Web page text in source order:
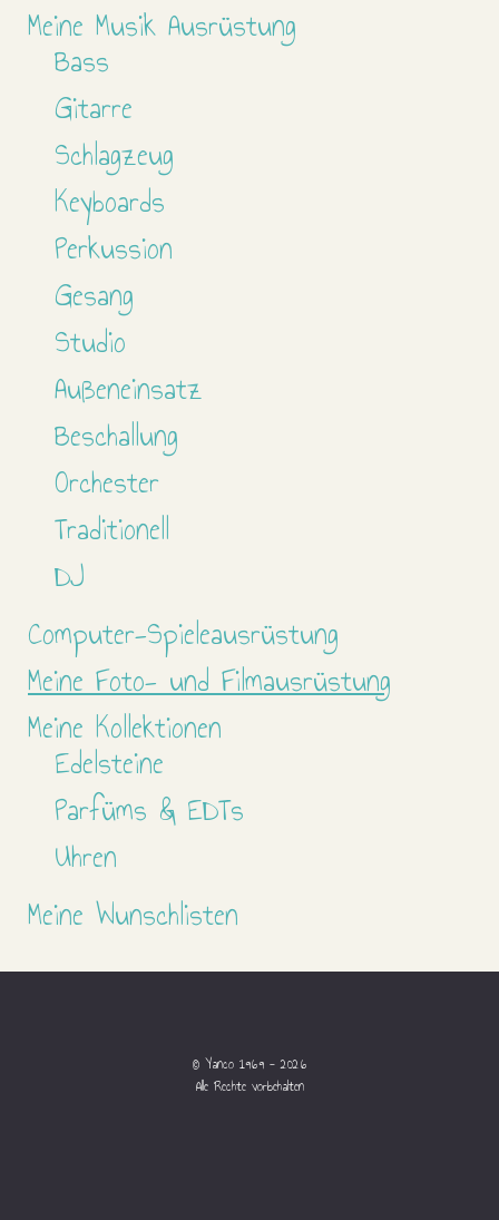
Meine Musik Ausrüstung
Bass
Gitarre
Schlagzeug
Keyboards
Perkussion
Gesang
Studio
Außeneinsatz
Beschallung
Orchester
Traditionell
DJ
Computer-Spieleausrüstung
Meine Foto- und Filmausrüstung
Meine Kollektionen
Edelsteine
Parfüms & EDTs
Uhren
Meine Wunschlisten
© Yanco 1969 - 2026
Alle Rechte vorbehalten